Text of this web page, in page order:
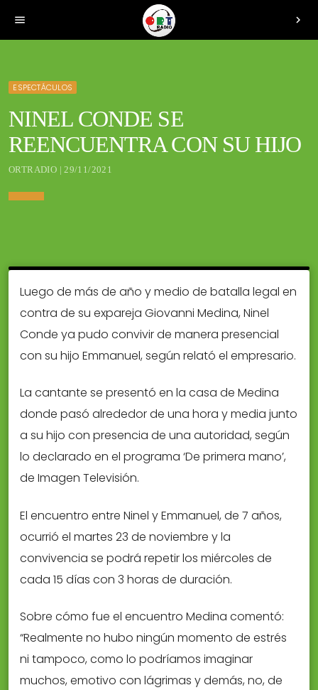
menu chevron_right
ESPECTÁCULOS
NINEL CONDE SE
REENCUENTRA CON SU HIJO
ORTRADIO | 29/11/2021
Luego de más de año y medio de batalla legal en
contra de su expareja Giovanni Medina, Ninel
Conde ya pudo convivir de manera presencial
con su hijo Emmanuel, según relató el empresario.
La cantante se presentó en la casa de Medina
donde pasó alrededor de una hora y media junto
a su hijo con presencia de una autoridad, según
lo declarado en el programa ‘De primera mano’,
de Imagen Televisión.
El encuentro entre Ninel y Emmanuel, de 7 años,
ocurrió el martes 23 de noviembre y la
convivencia se podrá repetir los miércoles de
cada 15 días con 3 horas de duración.
Sobre cómo fue el encuentro Medina comentó:
“Realmente no hubo ningún momento de estrés
ni tampoco, como lo podríamos imaginar
muchos, emotivo con lágrimas y demás, no, de